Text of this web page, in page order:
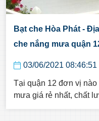
Bạt che Hòa Phát -
che nắng mưa quận
03/06/2021 08:46:51
Tại quận 12 đơn vị nào
mưa giá rẻ nhất, chất